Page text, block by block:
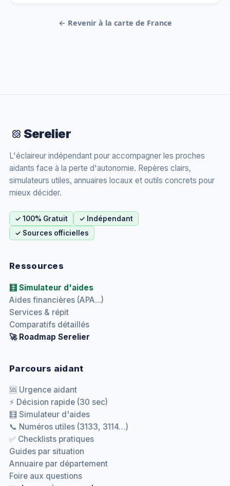
← Revenir à la carte de France
Serelier
L'éclaireur indépendant pour accompagner les proches
aidants face à la perte d'autonomie. Repères clairs,
simulateurs utiles, annuaires locaux et outils concrets pour
mieux décider.
✓ 100% Gratuit
✓ Indépendant
✓ Sources officielles
Ressources
🧮 Simulateur d'aides
Aides financières (APA...)
Services & répit
Comparatifs détaillés
🚀 Roadmap Serelier
Parcours aidant
🆘 Urgence aidant
⚡ Décision rapide (30 sec)
🧮 Simulateur d'aides
📞 Numéros utiles (3133, 3114…)
✅ Checklists pratiques
Guides par situation
Annuaire par département
Foire aux questions